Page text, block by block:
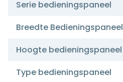
Serie bedieningspaneel
Breedte Bedieningspaneel
Hoogte bedieningspaneel
Type bedieningspaneel